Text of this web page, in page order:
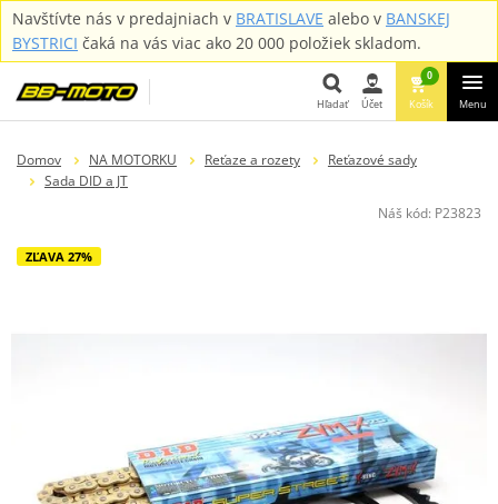
Navštívte nás v predajniach v BRATISLAVE alebo v BANSKEJ
BYSTRICI čaká na vás viac ako 20 000 položiek skladom.
Hľadať
Hľadať Účet
0
Košík Menu
Domov NA MOTORKU Reťaze a rozety
Reťazové sady
Sada DID a JT
Náš kód: P23823
ZĽAVA 27%